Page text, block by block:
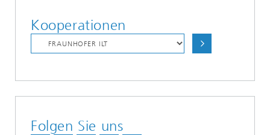
Kooperationen
Folgen Sie uns